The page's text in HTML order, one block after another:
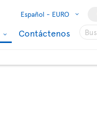
Español - EURO
Contáctenos